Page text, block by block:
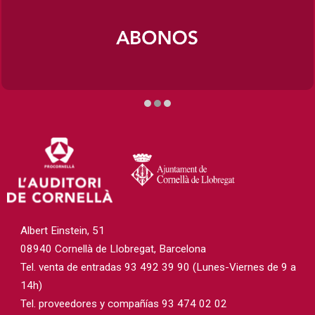
Albert Einstein, 51
08940 Cornellà de Llobregat, Barcelona
Tel. venta de entradas 93 492 39 90 (Lunes-Viernes de 9 a
14h)
Tel. proveedores y compañías 93 474 02 02